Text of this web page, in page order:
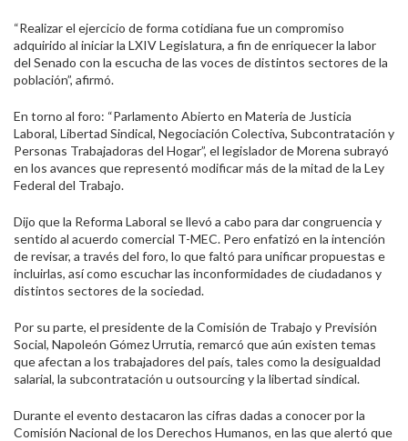
“Realizar el ejercicio de forma cotidiana fue un compromiso
adquirido al iniciar la LXIV Legislatura, a fin de enriquecer la labor
del Senado con la escucha de las voces de distintos sectores de la
población”, afirmó.
En torno al foro: “Parlamento Abierto en Materia de Justicia
Laboral, Libertad Sindical, Negociación Colectiva, Subcontratación y
Personas Trabajadoras del Hogar”, el legislador de Morena subrayó
en los avances que representó modificar más de la mitad de la Ley
Federal del Trabajo.
Dijo que la Reforma Laboral se llevó a cabo para dar congruencia y
sentido al acuerdo comercial T-MEC. Pero enfatizó en la intención
de revisar, a través del foro, lo que faltó para unificar propuestas e
incluirlas, así como escuchar las inconformidades de ciudadanos y
distintos sectores de la sociedad.
Por su parte, el presidente de la Comisión de Trabajo y Previsión
Social, Napoleón Gómez Urrutia, remarcó que aún existen temas
que afectan a los trabajadores del país, tales como la desigualdad
salarial, la subcontratación u outsourcing y la libertad sindical.
Durante el evento destacaron las cifras dadas a conocer por la
Comisión Nacional de los Derechos Humanos, en las que alertó que